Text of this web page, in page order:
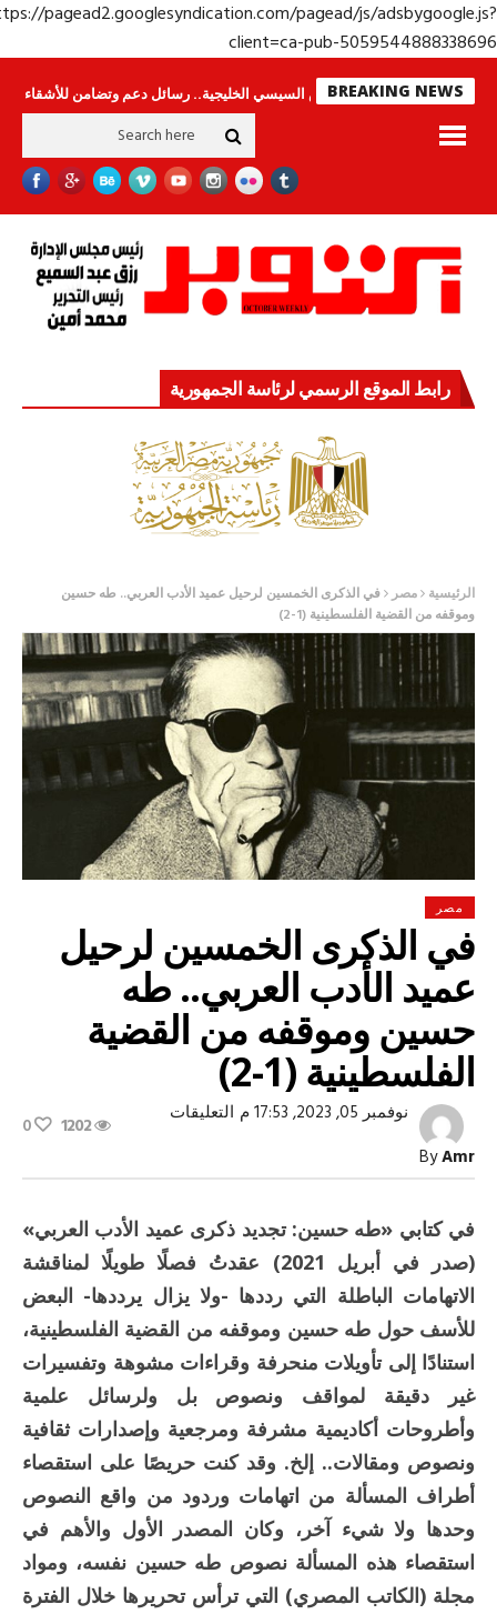
https://pagead2.googlesyndication.com/pagead/js/
client=ca-pub-
BREAKING NEWS
جولة الرئيس السيسي الخليجية.. رسائل دعم وتضامن للأشقاء جهاز
رابط الموقع الرسمي لرئاسة الجمهورية
الرئيسية مصر في الذكرى الخمسين لرحيل عميد الأدب العربي.. طه حسين
وموقفه من القضية الفلسطينية (1-2)
مصر
في الذكرى الخمسين لرحيل
عميد الأدب العربي.. طه
حسين وموقفه من القضية
الفلسطينية (1-2)
ByAmr
نوفمبر 05, 2023, 17:53 م التعليقاتعلى
لرحيل
الأدب
العربي..
طه
حسين
وموقفه
من
القضية
الفلسطينية
(1-
2)
مغلقة
1202
0
في كتابي «طه حسين: تجديد ذكرى عميد الأدب العربي»
(صدر في أبريل 2021) عقدتُ فصلًا طويلًا لمناقشة
الاتهامات الباطلة التي رددها -ولا يزال يرددها- البعض
للأسف حول طه حسين وموقفه من القضية الفلسطينية،
استنادًا إلى تأويلات منحرفة وقراءات مشوهة وتفسيرات
غير دقيقة لمواقف ونصوص بل ولرسائل علمية
وأطروحات أكاديمية مشرفة ومرجعية وإصدارات ثقافية
ونصوص ومقالات.. إلخ. وقد كنت حريصًا على استقصاء
أطراف المسألة من اتهامات وردود من واقع النصوص
وحدها ولا شيء آخر، وكان المصدر الأول والأهم في
استقصاء هذه المسألة نصوص طه حسين نفسه، ومواد
مجلة (الكاتب المصري) التي ترأس تحريرها خلال الفترة